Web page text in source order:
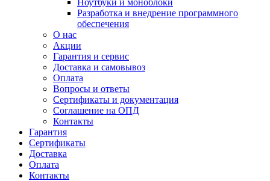
Ноутбуки и моноблоки
Разработка и внедрение программного
обеспечения
О нас
Акции
Гарантия и сервис
Доставка и самовывоз
Оплата
Вопросы и ответы
Сертификаты и документация
Соглашение на ОПД
Контакты
Гарантия
Сертификаты
Доставка
Оплата
Контакты